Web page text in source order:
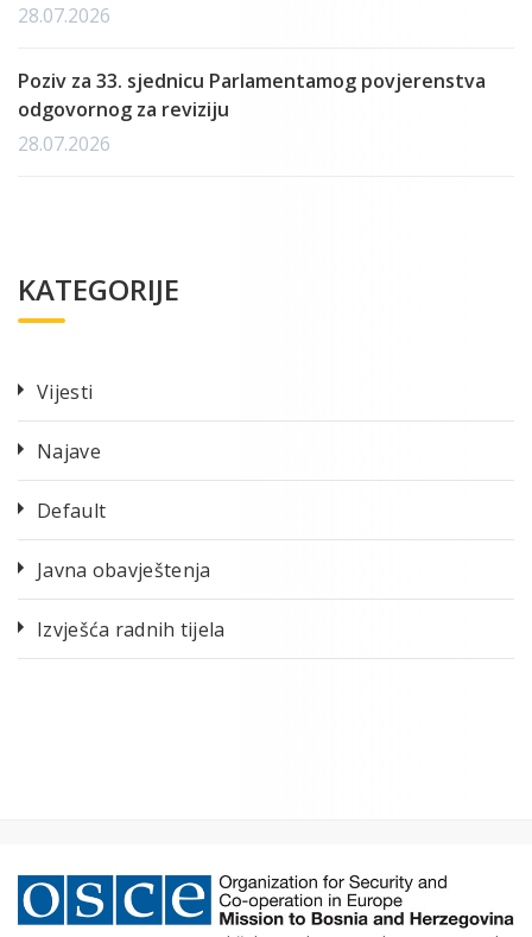
28.07.2026
Poziv za 33. sjednicu Parlamentamog povjerenstva
odgovornog za reviziju
28.07.2026
KATEGORIJE
Vijesti
Najave
Default
Javna obavještenja
Izvješća radnih tijela